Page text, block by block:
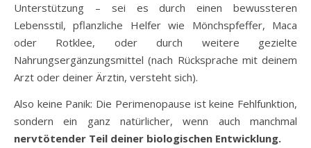
Unterstützung – sei es durch einen bewussteren
Lebensstil, pflanzliche Helfer wie Mönchspfeffer, Maca
oder Rotklee, oder durch weitere gezielte
Nahrungsergänzungsmittel (nach Rücksprache mit deinem
Arzt oder deiner Ärztin, versteht sich).
Also keine Panik: Die Perimenopause ist keine Fehlfunktion,
sondern ein ganz natürlicher, wenn auch manchmal
nervtötender Teil deiner biologischen Entwicklung.